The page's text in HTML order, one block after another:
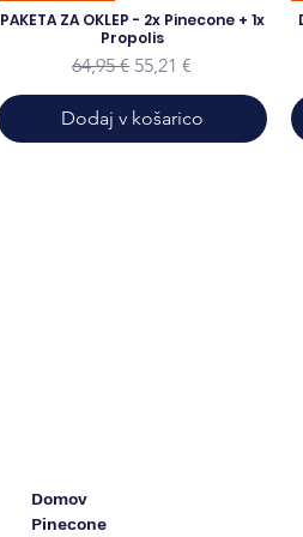
PAKETA ZA OKLEP - 2x Pinecone + 1x
Propolis
Redna cena
64,95 € Cena na razprodaji
55,21 €
Dodaj v košarico
Domov
Pinecone